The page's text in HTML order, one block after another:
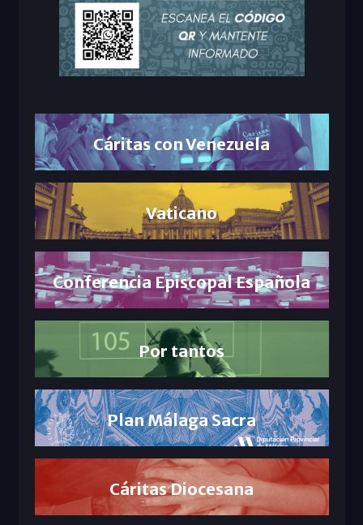
Cáritas con Venezuela
Vaticano
Conferencia Episcopal Española
Por tantos
Plan Málaga Sacra
Cáritas Diocesana